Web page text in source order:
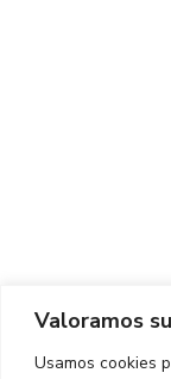
Valoramos
Usamos cookies